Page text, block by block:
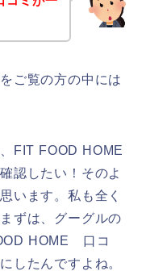
ご覧の方の中には
FIT FOOD HOME
認したい！そのよ
います。私も全く
ずは、グーグルの
HOME 口コ
したんですよね。